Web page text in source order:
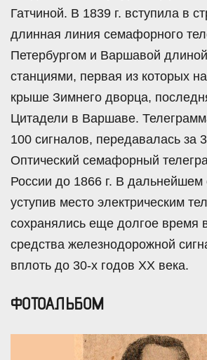
Гатчиной. В 1839 г. вступила в
длинная линия семафорного
Петербургом и Варшавой
станциями, первая из которых
крыше Зимнего дворца,
Цитадели в Варшаве.
100 сигналов, передавалась за
Оптический семафорный
России до 1866 г. В
уступив место электрическим
сохранялись еще долгое время
средства железнодорожной
вплоть до 30-х годов XX века.
ФОТОАЛЬБОМ